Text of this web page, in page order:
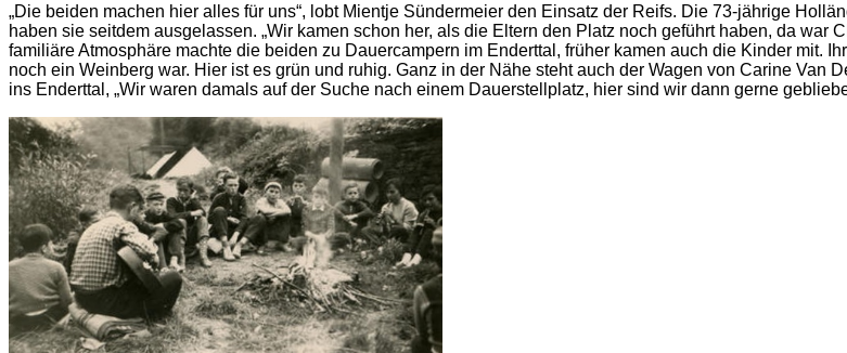
„Die beiden machen hier alles für uns“, lobt Mientje Sündermeier den Einsatz der Reifs. Die 73-jährige
haben sie seitdem ausgelassen. „Wir kamen schon her, als die Eltern den Platz noch geführt haben, da war
familiäre Atmosphäre machte die beiden zu Dauercampern im Enderttal, früher kamen auch die Kinder mit.
noch ein Weinberg war. Hier ist es grün und ruhig. Ganz in der Nähe steht auch der Wagen von Carine Van
ins Enderttal, „Wir waren damals auf der Suche nach einem Dauerstellplatz, hier sind wir dann gerne